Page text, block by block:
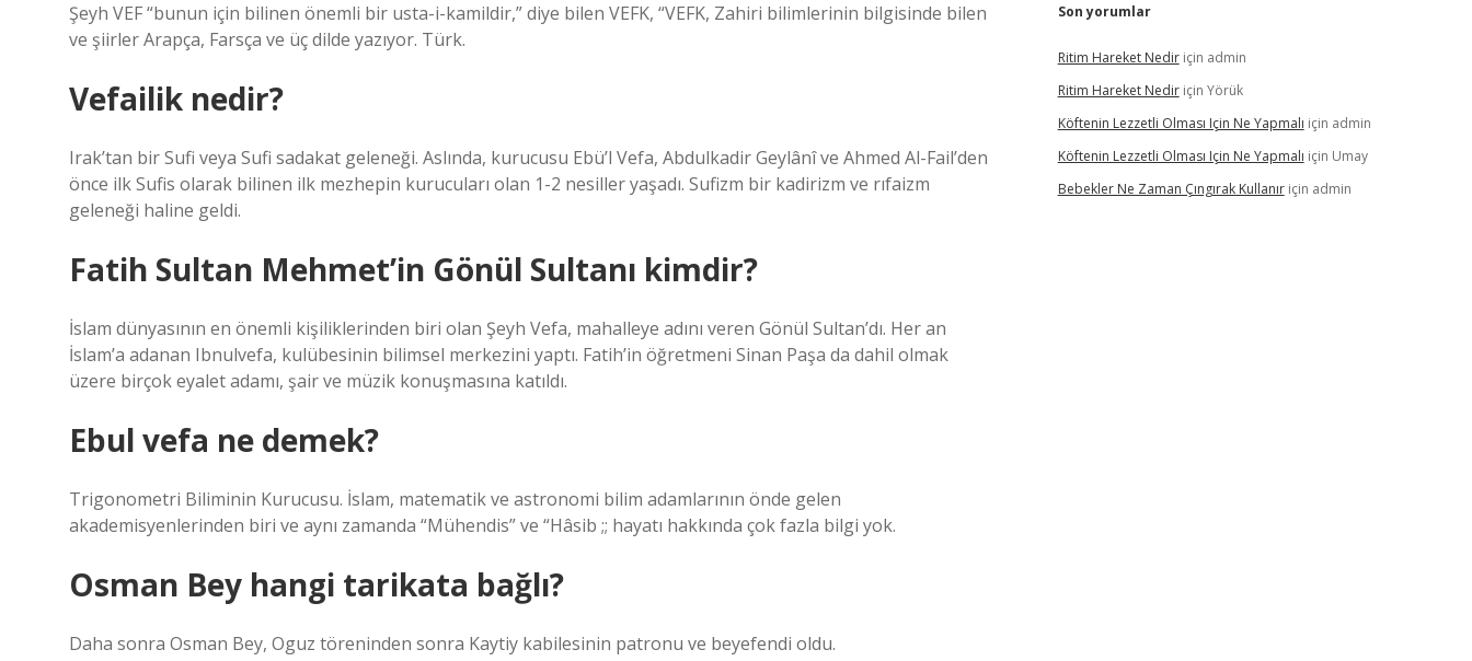
Şeyh VEF “bunun için bilinen önemli bir usta-i-kamildir,” diye bilen VEFK, “VEFK, Zahiri bilimlerinin bilgisinde bilen
ve şiirler Arapça, Farsça ve üç dilde yazıyor. Türk.
Vefailik nedir?
Irak’tan bir Sufi veya Sufi sadakat geleneği. Aslında, kurucusu Ebü’l Vefa, Abdulkadir Geylânî ve Ahmed Al-Fail’den
önce ilk Sufis olarak bilinen ilk mezhepin kurucuları olan 1-2 nesiller yaşadı. Sufizm bir kadirizm ve rıfaizm
geleneği haline geldi.
Fatih Sultan Mehmet’in Gönül Sultanı kimdir?
İslam dünyasının en önemli kişiliklerinden biri olan Şeyh Vefa, mahalleye adını veren Gönül Sultan’dı. Her an
İslam’a adanan Ibnulvefa, kulübesinin bilimsel merkezini yaptı. Fatih’in öğretmeni Sinan Paşa da dahil olmak
üzere birçok eyalet adamı, şair ve müzik konuşmasına katıldı.
Ebul vefa ne demek?
Trigonometri Biliminin Kurucusu. İslam, matematik ve astronomi bilim adamlarının önde gelen
akademisyenlerinden biri ve aynı zamanda “Mühendis” ve “Hâsib ;; hayatı hakkında çok fazla bilgi yok.
Osman Bey hangi tarikata bağlı?
Daha sonra Osman Bey, Oguz töreninden sonra Kaytiy kabilesinin patronu ve beyefendi oldu.
Son yorumlar
Ritim Hareket Nediriçin admin
Ritim Hareket Nediriçin Yörük
Köftenin Lezzetli Olması Için Ne Yapmalı için admin
Köftenin Lezzetli Olması Için Ne Yapmalı için Umay
Bebekler Ne Zaman Çıngırak Kullanıriçin admin